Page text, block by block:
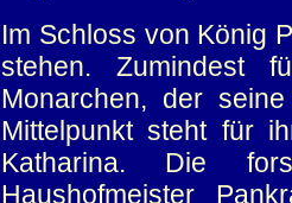
Im Schloss von König
stehen. Zumindest
Monarchen, der
Mittelpunkt steht für
Katharina. Die
Haushofmeister